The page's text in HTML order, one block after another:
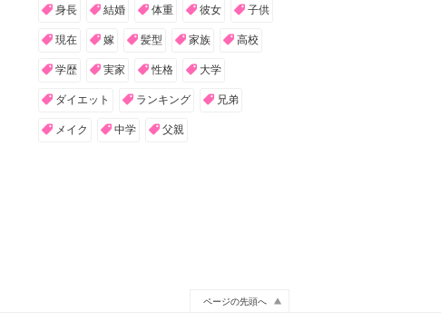
身長 結婚 体重 彼女 子供
現在 嫁 髪型 家族 高校
学歴 実家 性格 大学
ダイエット ランキング 兄弟
メイク 中学 父親
ページの先頭へ